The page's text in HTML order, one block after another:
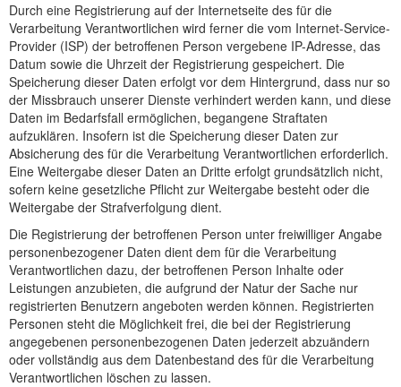
Durch eine Registrierung auf der Internetseite des für die
Verarbeitung Verantwortlichen wird ferner die vom Internet-Service-
Provider (ISP) der betroffenen Person vergebene IP-Adresse, das
Datum sowie die Uhrzeit der Registrierung gespeichert. Die
Speicherung dieser Daten erfolgt vor dem Hintergrund, dass nur so
der Missbrauch unserer Dienste verhindert werden kann, und diese
Daten im Bedarfsfall ermöglichen, begangene Straftaten
aufzuklären. Insofern ist die Speicherung dieser Daten zur
Absicherung des für die Verarbeitung Verantwortlichen erforderlich.
Eine Weitergabe dieser Daten an Dritte erfolgt grundsätzlich nicht,
sofern keine gesetzliche Pflicht zur Weitergabe besteht oder die
Weitergabe der Strafverfolgung dient.
Die Registrierung der betroffenen Person unter freiwilliger Angabe
personenbezogener Daten dient dem für die Verarbeitung
Verantwortlichen dazu, der betroffenen Person Inhalte oder
Leistungen anzubieten, die aufgrund der Natur der Sache nur
registrierten Benutzern angeboten werden können. Registrierten
Personen steht die Möglichkeit frei, die bei der Registrierung
angegebenen personenbezogenen Daten jederzeit abzuändern
oder vollständig aus dem Datenbestand des für die Verarbeitung
Verantwortlichen löschen zu lassen.